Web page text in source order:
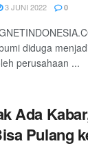
3 JUNI 2022 0
diduga
perusahaan ...
Ada
Pulang